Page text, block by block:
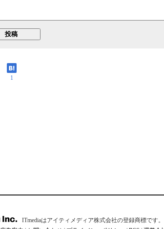
1
ITmediaはアイティメディア株式会社の登録商標です。